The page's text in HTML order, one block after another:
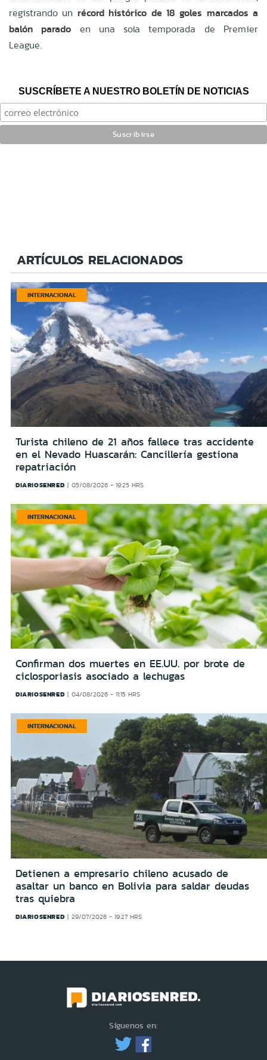
registrando un récord histórico de 18 goles marcados a
balón parado en una sola temporada de Premier
League.
SUSCRÍBETE A NUESTRO BOLETÍN DE NOTICIAS
ARTÍCULOS RELACIONADOS
INTERNACIONAL
Turista chileno de 21 años fallece tras accidente
en el Nevado Huascarán: Cancillería gestiona
repatriación
DIARIOSENRED 05/08/2026 - 19:25 HRS
INTERNACIONAL
Confirman dos muertes en EE.UU. por brote de
ciclosporiasis asociado a lechugas
DIARIOSENRED 04/08/2026 - 11:15 HRS
INTERNACIONAL
Detienen a empresario chileno acusado de
asaltar un banco en Bolivia para saldar deudas
tras quiebra
DIARIOSENRED 29/07/2026 - 19:27 HRS
Síguenos en: